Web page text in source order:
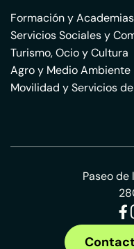
Formación y Academias
Servicios Sociales y
Turismo, Ocio y Cultura
Agro y Medio Ambiente
Movilidad y Servicios
Paseo